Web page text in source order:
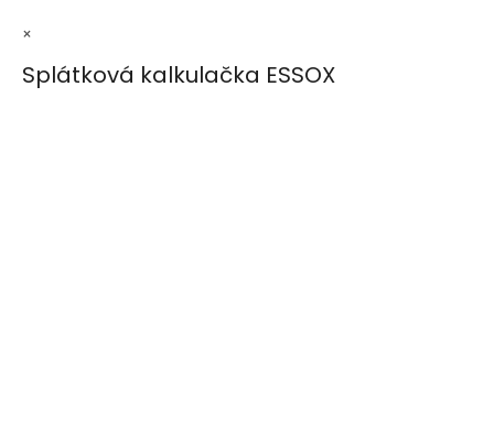
×
Splátková kalkulačka ESSOX